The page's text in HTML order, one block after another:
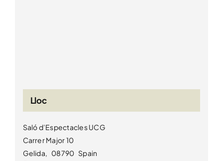
Lloc
Saló d’Espectacles UCG
Carrer Major 10
Gelida, 08790 Spain